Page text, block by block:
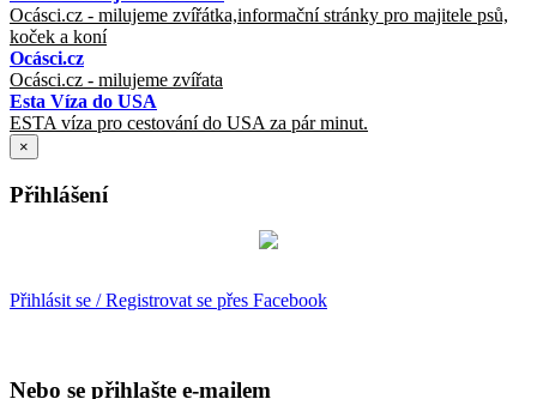
Ocásci.cz - milujeme zvířátka,informační stránky pro majitele psů,
koček a koní
Ocásci.cz
Ocásci.cz - milujeme zvířata
Esta Víza do USA
ESTA víza pro cestování do USA za pár minut.
×
Přihlášení
Přihlásit se / Registrovat se přes Facebook
Nebo se přihlašte e-mailem